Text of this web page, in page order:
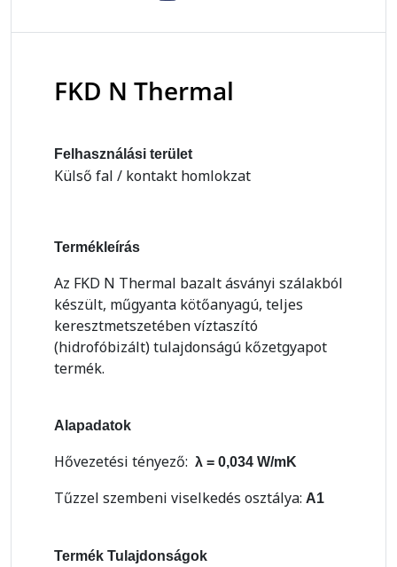
FKD N Thermal
Felhasználási terület
Külső fal / kontakt homlokzat
Termékleírás
Az FKD N Thermal bazalt ásványi szálakból
készült, műgyanta kötőanyagú, teljes
keresztmetszetében víztaszító
(hidrofóbizált) tulajdonságú kőzetgyapot
termék.
Alapadatok
Hővezetési tényező: λ = 0,034 W/mK
Tűzzel szembeni viselkedés osztálya: A1
Termék Tulajdonságok